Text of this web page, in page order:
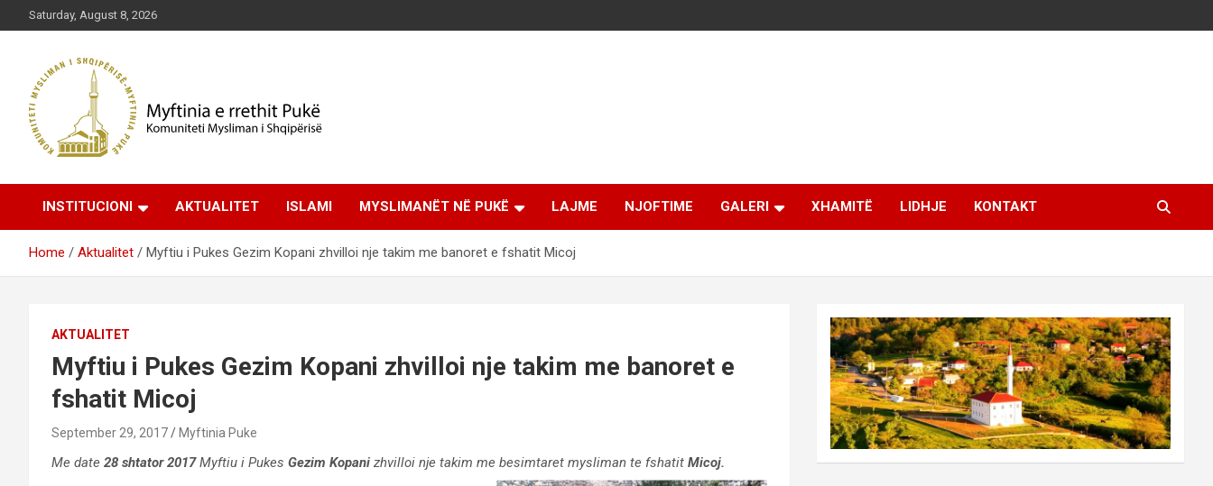
to
Saturday, August 8, 2026
Myftinia Pukë | Faqja
Zyrtare
INSTITUCIONI AKTUALITET ISLAMI MYSLIMANËT NË PUKË LAJME NJOFTIME GALERI XHAMITË LIDHJE KONTAKT
Home Aktualitet Myftiu i Pukes Gezim Kopani zhvilloi nje takim me banoret e fshatit Micoj
AKTUALITET
Myftiu i Pukes Gezim Kopani zhvilloi nje takim me banoret e
fshatit Micoj
September 29, 2017 Myftinia Puke
Me date 28 shtator 2017Myftiu i Pukes Gezim Kopani zhvilloi nje takim me besimtaret mysliman te fshatit Micoj.